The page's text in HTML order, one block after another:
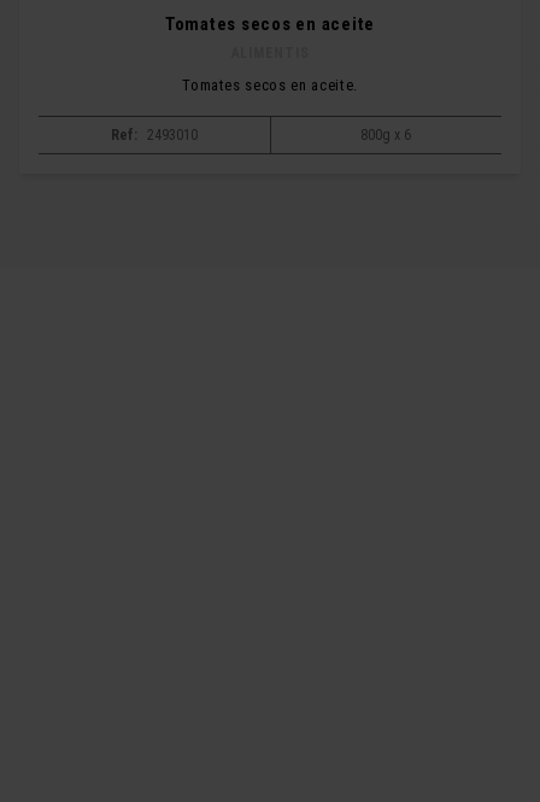
Tomates secos en aceite
Tomates secos en aceite.
Ref: 2493010 800g x 6